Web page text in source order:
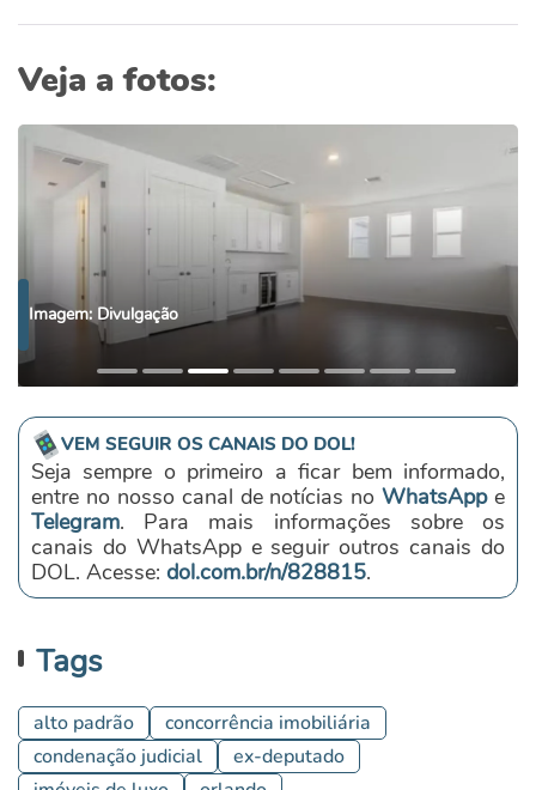
Veja a fotos:
Imagem: Divulgação
Imagem: Divulgação
Imagem: Divulgação
Imagem: Divulgação
Imagem: Divulgação
Imagem: Divulgação
Imagem: Divulgação
Imagem: Divulgação
VEM SEGUIR OS CANAIS DO DOL!
Seja sempre o primeiro a ficar bem informado,
entre no nosso canal de notícias noWhatsAppe
Telegram. Para mais informações sobre os
canais do WhatsApp e seguir outros canais do
DOL. Acesse: dol.com.br/n/828815.
Tags
alto padrão
concorrência imobiliária
condenação judicial
ex-deputado